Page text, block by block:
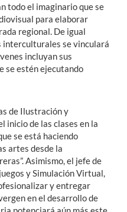
todo el imaginario que se
para elaborar
regional. De igual
interculturales se vinculará
incluyan sus
se estén ejecutando
de Ilustración y
inicio de las clases en la
se está haciendo
artes desde la
Asimismo, el jefe de
y Simulación Virtual,
y entregar
en el desarrollo de